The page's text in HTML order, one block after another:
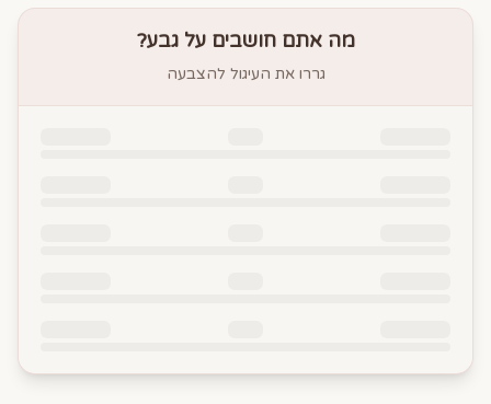
מה אתם חושבים עלגבע?
גררו את העיגול להצבעה